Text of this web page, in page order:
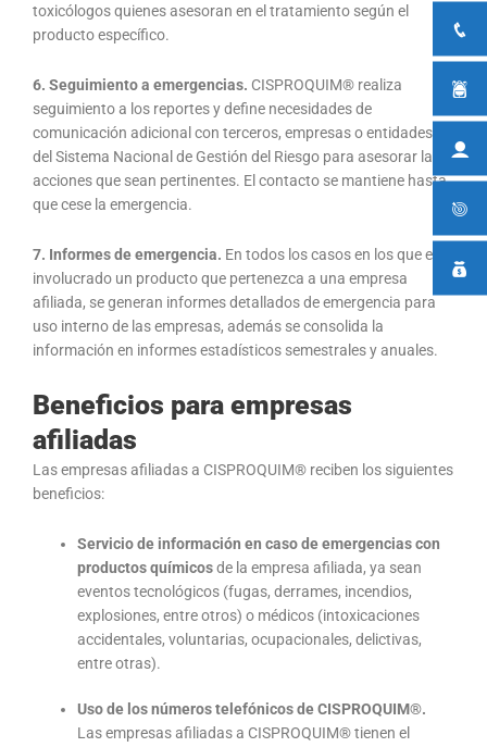
toxicólogos quienes asesoran en el tratamiento según el
producto espe­cífico.
6. Seguimiento a emergencias. CISPROQUIM® realiza
seguimiento a los reportes y define nece­sidades de
comunicación adicional con terceros, empresas o entidades
del Sistema Nacional de Gestión del Riesgo para asesorar las
acciones que sean pertinentes. El contacto se mantiene hasta
que cese la emergencia.
7. Informes de emergencia. En todos los casos en los que esté
involucrado un producto que pertenezca a una empresa
afiliada, se generan informes detallados de emergencia para
uso in­terno de las empresas, además se consolida la
información en informes estadísticos semestrales y anuales.
Beneficios para empresas
afiliadas
Las empresas afiliadas a CISPROQUIM® reciben los siguientes
beneficios:
Servicio de información en caso de emergencias con
productos químicosde la empresa afiliada, ya sean
eventos tecnológicos (fugas, derrames, incendios,
explosiones, entre otros) o médicos (intoxicaciones
accidentales, voluntarias, ocupacionales, delictivas,
entre otras).
Uso de los números telefónicos de CISPROQUIM®.
Las empresas afiliadas a CISPROQUIM® tienen el